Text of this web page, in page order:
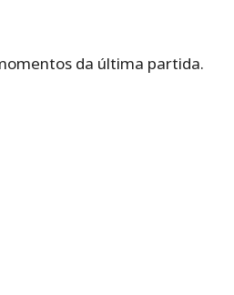
da última partida.